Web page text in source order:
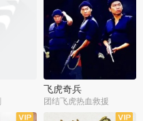
飞虎奇兵
团结飞虎热血救援